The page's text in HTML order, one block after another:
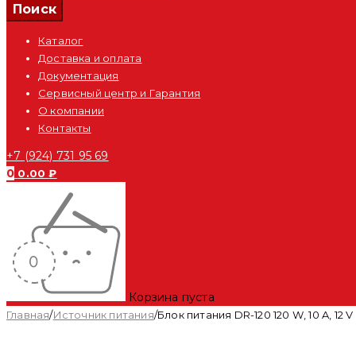
Каталог
Доставка и оплата
Документация
Сервисный центр и Гарантия
О компании
Контакты
+7 (924) 731 95 69
0 0.00₽
Корзина пуста
Главная/Источник питания/Блок питания DR-120 120 W, 10 A, 12